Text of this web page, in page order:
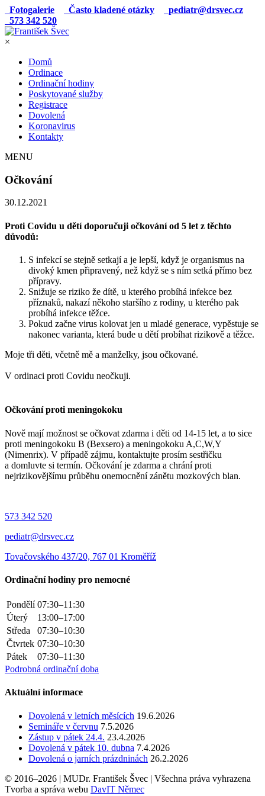
Fotogalerie Často kladené otázky
pediatr@drsvec.cz
573 342 520
×
Domů
Ordinace
Ordinační hodiny
Poskytované služby
Registrace
Dovolená
Koronavirus
Kontakty
MENU
Očkování
30.12.2021
Proti Covidu u dětí doporučuji očkování od 5 let z těchto
důvodů:
S infekcí se stejně setkají a je lepší, když je organismus na
divoký kmen připravený, než když se s ním setká přímo bez
přípravy.
Snižuje se riziko že dítě, u kterého probíhá infekce bez
příznaků, nakazí někoho staršího z rodiny, u kterého pak
probíhá infekce těžce.
Pokud začne virus kolovat jen u mladé generace, vypěstuje se
nakonec varianta, která bude u dětí probíhat rizikově a těžce.
Moje tři děti, včetně mě a manželky, jsou očkované.
V ordinaci proti Covidu neočkuji.
Očkování proti meningokoku
Nově mají možnost se očkovat zdarma i děti od 14-15 let, a to sice
proti meningokoku B (Bexsero) a meningokoku A,C,W,Y
(Nimenrix). V případě zájmu, kontaktujte prosím sestřičku
a domluvte si termín. Očkování je zdarma a chrání proti
nejrizikovějšímu průběhu onemocnění zánětu mozkových blan.
573 342 520
pediatr@drsvec.cz
Tovačovského 437/20, 767 01 Kroměříž
Ordinační hodiny pro nemocné
Pondělí 07:30–11:30
Úterý
13:00–17:00
Středa
07:30–10:30
Čtvrtek 07:30–10:30
Pátek
07:30–11:30
Podrobná ordinační doba
Aktuální informace
Dovolená v letních měsících 19.6.2026
Semináře v červnu 7.5.2026
Zástup v pátek 24.4. 23.4.2026
Dovolená v pátek 10. dubna 7.4.2026
Dovolená o jarních prázdninách 26.2.2026
© 2016–2026 | MUDr. František Švec | Všechna práva vyhrazena
Tvorba a správa webu DavIT Němec